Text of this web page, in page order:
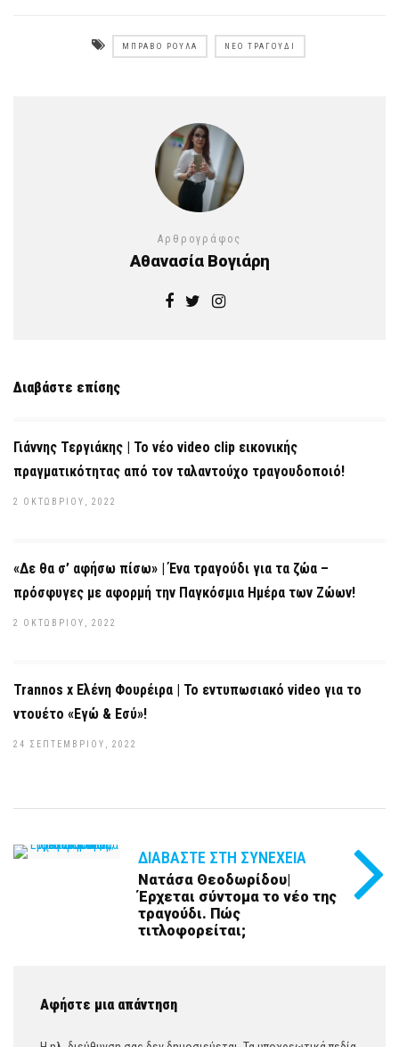
ΜΠΡΆΒΟ ΡΟΎΛΑ ΝΈΟ ΤΡΑΓΟΎΔΙ
Αρθρογράφος
Αθανασία Βογιάρη
Διαβάστε επίσης
Γιάννης Τεργιάκης | Το νέο video clip εικονικής
πραγματικότητας από τον ταλαντούχο τραγουδοποιό!
2 ΟΚΤΩΒΡΊΟΥ, 2022
«Δε θα σ’ αφήσω πίσω» | Ένα τραγούδι για τα ζώα –
πρόσφυγες με αφορμή την Παγκόσμια Ημέρα των Ζώων!
2 ΟΚΤΩΒΡΊΟΥ, 2022
Trannos x Ελένη Φουρέιρα | Το εντυπωσιακό video για το
ντουέτο «Εγώ & Εσύ»!
24 ΣΕΠΤΕΜΒΡΊΟΥ, 2022
ΔΙΑΒΆΣΤΕ ΣΤΗ ΣΥΝΈΧΕΙΑ
Νατάσα Θεοδωρίδου|
Έρχεται σύντομα το νέο της
τραγούδι. Πώς
τιτλοφορείται;
Αφήστε μια απάντηση